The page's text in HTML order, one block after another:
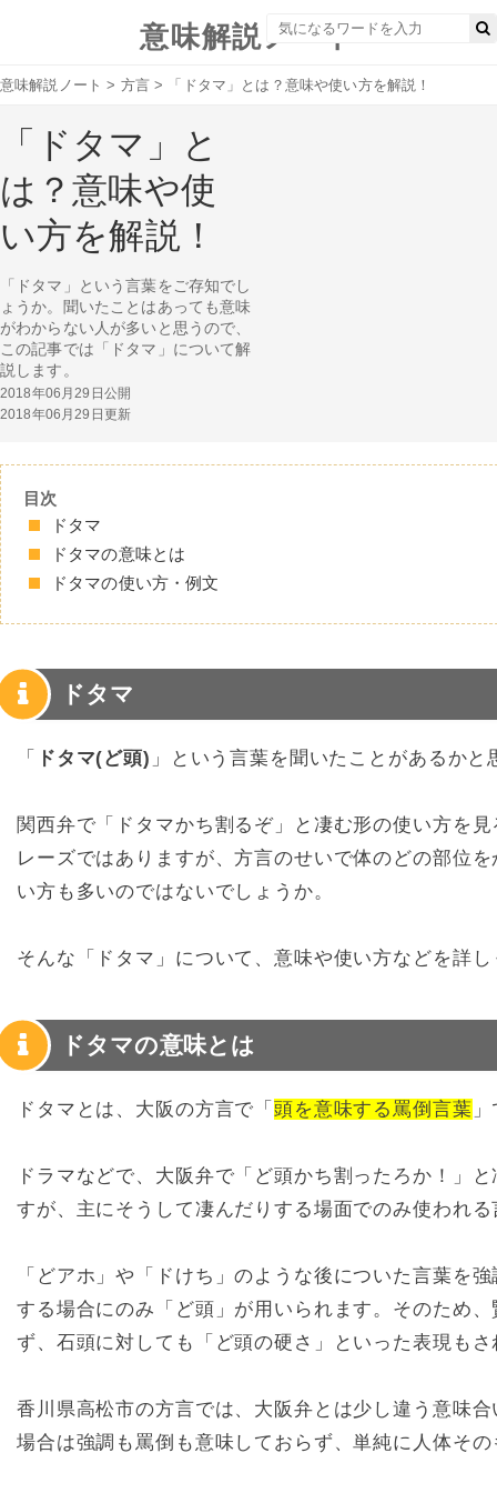
意味解説ノート
意味解説ノート > 方言> 「ドタマ」とは？意味や使い方を解説！
「ドタマ」と
は？意味や使
い方を解説！
「ドタマ」という言葉をご存知でし
ょうか。聞いたことはあっても意味
がわからない人が多いと思うので、
この記事では「ドタマ」について解
説します。
2018年06月29日公開
2018年06月29日更新
目次
ドタマ
ドタマの意味とは
ドタマの使い方・例文
ドタマ
「 ドタマ(ど頭) 」という言葉を聞いたことがあるかと
関西弁で「ドタマかち割るぞ」と凄む形の使い方を
レーズではありますが、方言のせいで体のどの部位
い方も多いのではないでしょうか。
そんな「ドタマ」について、意味や使い方などを詳
ドタマの意味とは
ドタマとは、大阪の方言で「頭を意味する罵倒言葉
ドラマなどで、大阪弁で「ど頭かち割ったろか！」
すが、主にそうして凄んだりする場面でのみ使われ
「どアホ」や「ドけち」のような後についた言葉を
する場合にのみ「ど頭」が用いられます。そのため
ず、石頭に対しても「ど頭の硬さ」といった表現も
香川県高松市の方言では、大阪弁とは少し違う意味
場合は強調も罵倒も意味しておらず、単純に人体そ